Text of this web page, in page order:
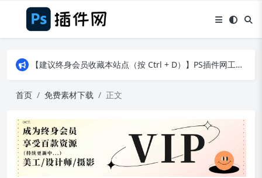
【建议终身会员收藏本站点（按 Ctrl + D）】PS插件网工作日8：30准时更新！（特殊原因除外）
【建议终身会员收藏本站点（按 Ctrl + D）】PS插件网工作日8：30准时更新！（特殊原因除外）
首页 免费素材下载 正文